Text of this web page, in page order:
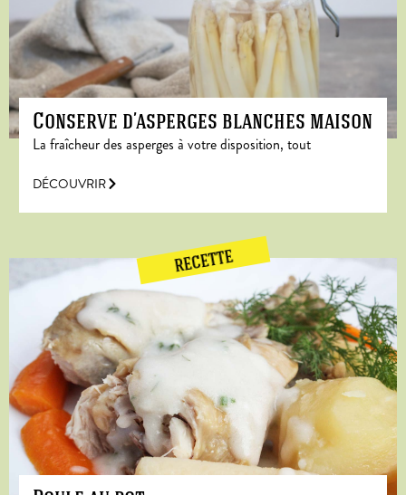
Conserve d’asperges blanches maison
La fraîcheur des asperges à votre disposition, tout
DÉCOUVRIR
RECETTE